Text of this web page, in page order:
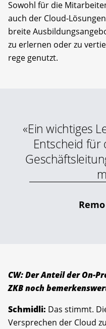
Sowohl für die
auch der Cloud-
breite
zu erlernen oder zu
rege genutzt.
«Ein wichtiges
Entscheid für
CW: Der Anteil der On-
ZKB noch
Schmidli: Das stimmt.
Versprechen der Cloud